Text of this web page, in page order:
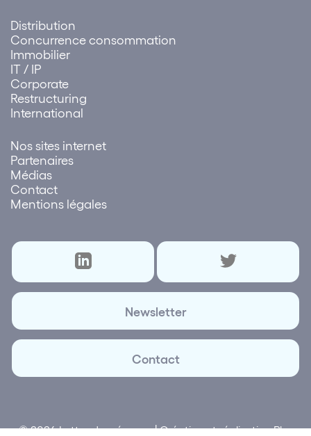
Distribution
Concurrence consommation
Immobilier
IT / IP
Corporate
Restructuring
International
Nos sites internet
Partenaires
Médias
Contact
Mentions légales
Newsletter
Contact
© 2026 Lettre des réseaux | Création et réalisationPlus